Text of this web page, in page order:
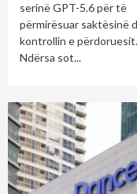
serinë GPT-5.6 për të
përmirësuar saktësinë
kontrollin e përdoruesit.
Ndërsa sot...